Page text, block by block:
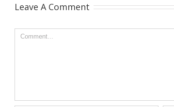
Leave A Comment
Comment